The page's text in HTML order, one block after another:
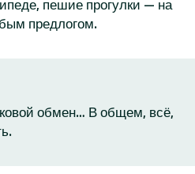
пешие прогулки — на
предлогом.
обмен… В общем, всё,